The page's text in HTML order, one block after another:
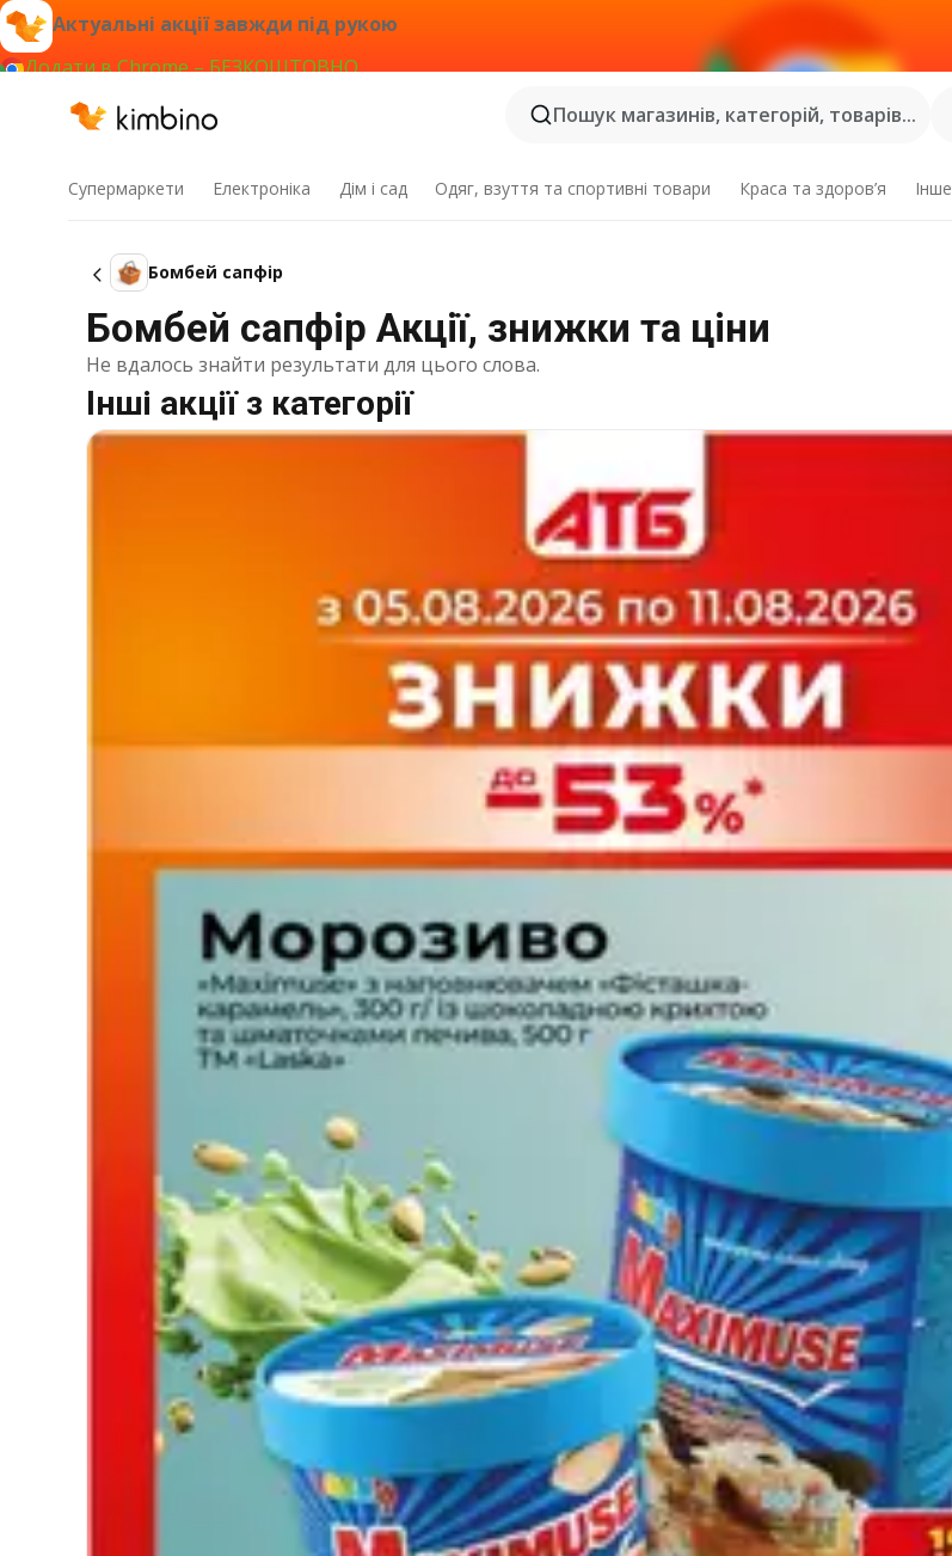
Актуальні акції завжди під рукою
Додати в Chrome – БЕЗКОШТОВНО
Пошук магазинів, категорій, товарів...
Супермаркети Електроніка Дім і сад Одяг, взуття та спортивні товари Краса та здоров’я Інше
Бомбей сапфір
Бомбей сапфір Акції, знижки та ціни
Не вдалось знайти результати для цього слова.
Інші акції з категорії